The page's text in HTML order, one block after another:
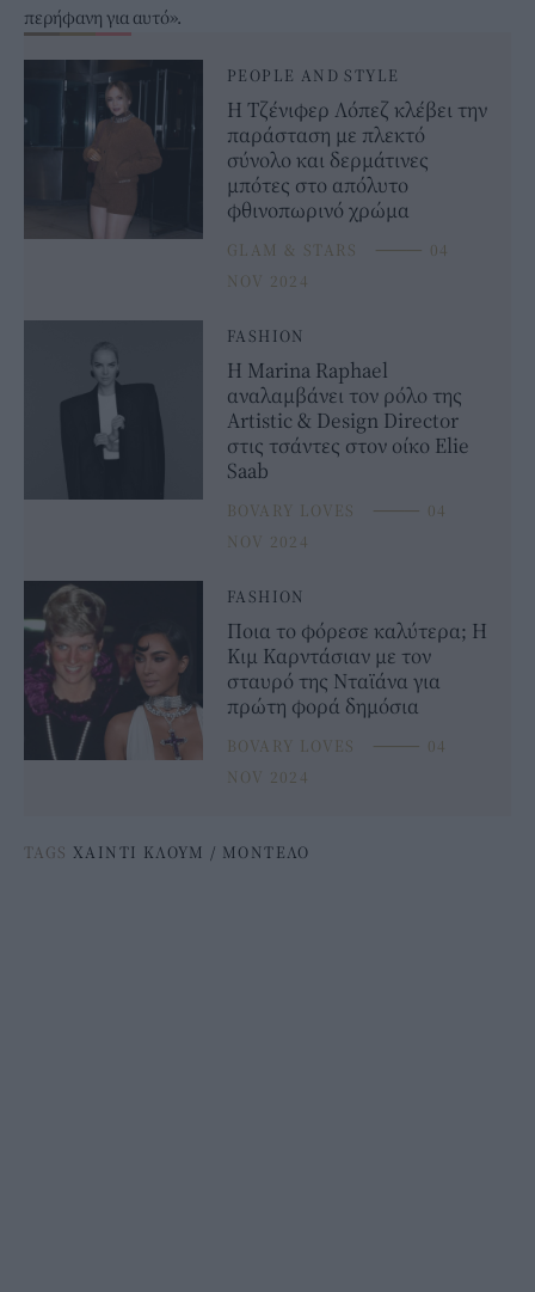
περήφανη για αυτό».
PEOPLE AND STYLE
Η Τζένιφερ Λόπεζ κλέβει την
παράσταση με πλεκτό
σύνολο και δερμάτινες
μπότες στο απόλυτο
φθινοπωρινό χρώμα
GLAM & STARS ⸻ 04
NOV 2024
FASHION
Η Marina Raphael
αναλαμβάνει τον ρόλο της
Artistic & Design Director
στις τσάντες στον οίκο Elie
Saab
BOVARY LOVES ⸻ 04
NOV 2024
FASHION
Ποια το φόρεσε καλύτερα; Η
Κιμ Καρντάσιαν με τον
σταυρό της Νταϊάνα για
πρώτη φορά δημόσια
BOVARY LOVES ⸻ 04
NOV 2024
TAGS ΧΑΙΝΤΙ ΚΛΟΥΜ / ΜΟΝΤΕΛΟ